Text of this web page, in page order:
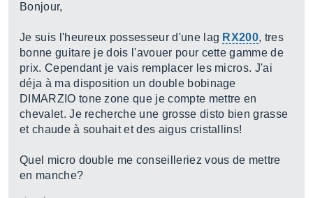
Bonjour,
Je suis l'heureux possesseur d'une lag RX200, tres
bonne guitare je dois l'avouer pour cette gamme de
prix. Cependant je vais remplacer les micros. J'ai
déja à ma disposition un double bobinage
DIMARZIO tone zone que je compte mettre en
chevalet. Je recherche une grosse disto bien grasse
et chaude à souhait et des aigus cristallins!
Quel micro double me conseilleriez vous de mettre
en manche?